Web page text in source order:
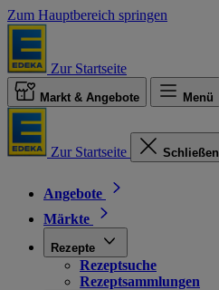
Zum Hauptbereich springen
Zur Startseite
Markt & Angebote Menü
Zur Startseite Schließen
Angebote
Märkte
Rezepte
Rezeptsuche
Rezeptsammlungen